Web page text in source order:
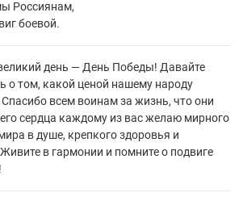
Россиянам,
боевой.
день — День Победы! Давайте
о том, какой ценой нашему народу
всем воинам за жизнь, что они
сердца каждому из вас желаю мирного
в душе, крепкого здоровья и
в гармонии и помните о подвиге